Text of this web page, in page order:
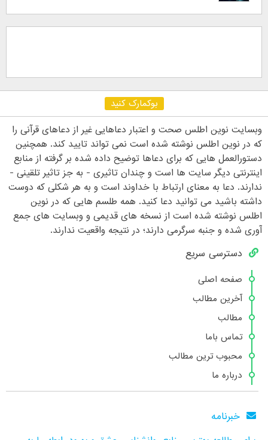
بوکمارک کنید
وبسایت نوین اطلس صحت و اعتبار دعاهایی غیر از دعاهای قرآنی را
که در نوین اطلس نوشته شده است نمی تواند تایید کند. همچنین
دستورالعمل هایی که برای دعاها توضیح داده شده بر گرفته از منابع
اینترنتی دیگر سایت ها است و چندان تاثیری - به جز تاثیر تلقینی -
ندارند. دعا به معنای ارتباط با خداوند است و به هر شکلی که دوست
داشته باشید می توانید دعا کنید. همه طلسم هایی که در نوین
اطلس نوشته شده است از نسخه های قدیمی و وبسایت های جمع
آوری شده و جنبه سرگرمی دارند؛ در نتیجه واقعیت ندارند.
دسترسی سریع
صفحه اصلی
آخرین مطالب
مطالب
تماس باما
محبوب ترین مطالب
درباره ما
خبرنامه